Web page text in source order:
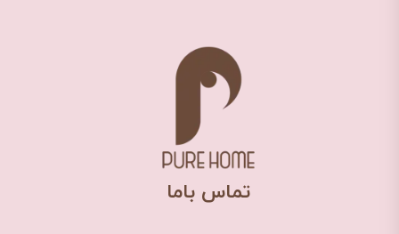
​تماس باما